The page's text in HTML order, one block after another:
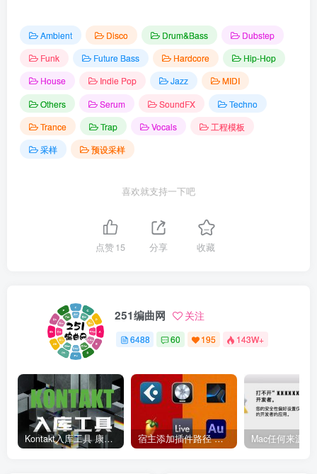
Ambient Disco Drum&Bass
Dubstep
Funk
Future Bass Hardcore
Hip-Hop
House
Indie Pop Jazz
MIDI
Others
Serum SoundFX
Techno
Trance
Trap Vocals
工程模板
采样
预设采样
喜欢就支持一下吧
点赞15 分享 收藏
251编曲网 关注
6488 60 195 143W+
Kontakt入库工具 康泰克入库教程 宿主添加插件路径 插件路径设置 VSTPlugins路径